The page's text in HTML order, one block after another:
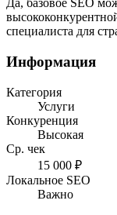
Да, базовое SEO
специалиста для
Информация
Категория
Услуги
Конкуренция
Высокая
Ср. чек
15 000 ₽
Локальное SEO
Важно